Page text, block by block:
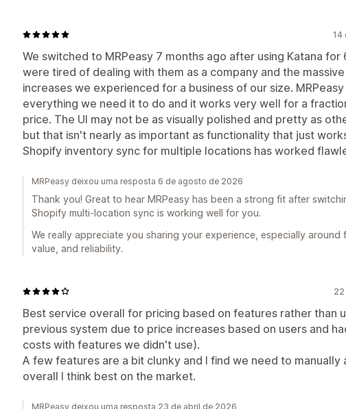
14
We switched to MRPeasy 7 months ago after using Katana for
were tired of dealing with them as a company and the
increases we experienced for a business of our size.
everything we need it to do and it works very well for a
price. The UI may not be as visually polished and pretty as
but that isn't nearly as important as functionality that just
Shopify inventory sync for multiple locations has worked
MRPeasy deixou uma resposta 6 de agosto de 2026
Thank you! Great to hear MRPeasy has been a strong fit after
Shopify multi-location sync is working well for you.
We really appreciate you sharing your experience, especially around
value, and reliability.
Best service overall for pricing based on features rather than
previous system due to price increases based on users and
costs with features we didn't use).
A few features are a bit clunky and I find we need to manually
overall I think best on the market.
MRPeasy deixou uma resposta 23 de abril de 2026